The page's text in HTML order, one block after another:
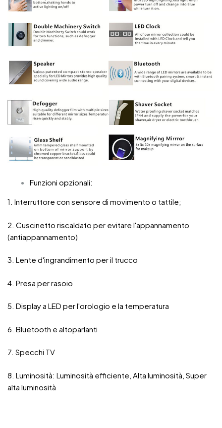
Funzioni opzionali:
1. Interruttore con sensore di movimento o tattile;
2. Cuscinetto riscaldato per evitare l'appannamento
(antiappannamento)
3. Lente d'ingrandimento per il trucco
4. Presa per rasoio
5. Display a LED per l'orologio e la temperatura
6. Bluetooth e altoparlanti
7. Specchi TV
8. Luminosità: Luminosità efficiente, Alta luminosità, Super
alta luminosità